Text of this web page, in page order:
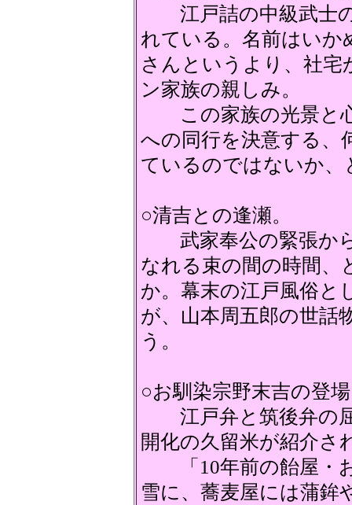
江戸詰の中級武士の
れている。名前はい
さんというより、社宅
ン家族の親しみ。
この家族の光景と心
への同行を決意す
ているのではないか
○清吉との逢瀬。
武家奉公の緊張から
なれる束の間の時間
か。幕末の江戸風俗と
が、山本周五郎の世
う。
○お馴染宗野末吉の登
江戸弁と筑後弁の屈
開化の久留米が紹介さ
「10年前の飴屋・
雪に、蕎麦屋には蒲